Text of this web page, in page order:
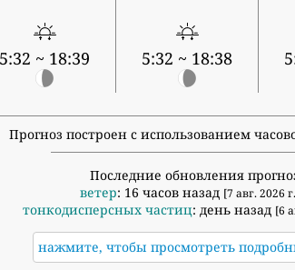
5:32 ~ 18:39 5:32 ~ 18:38
Прогноз построен с использованием
Последние обновления
ветер: 16 часов назад [7 авг. 2026
тонкодисперсных частиц: день назад [6
нажмите, чтобы просмотреть